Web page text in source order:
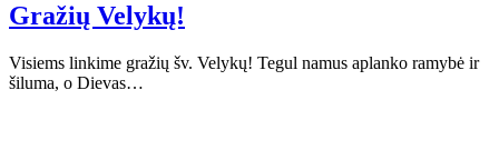
Gražių Velykų!
Visiems linkime gražių šv. Velykų! Tegul namus aplanko ramybė ir
šiluma, o Dievas…